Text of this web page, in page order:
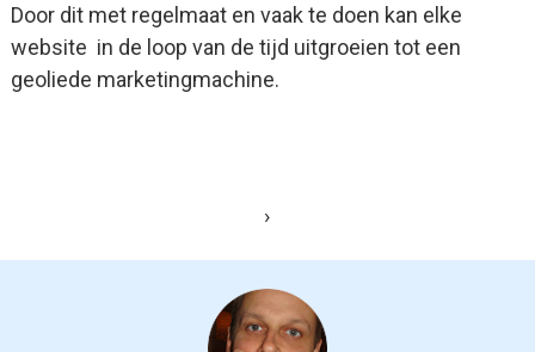
Door dit met regelmaat en vaak te doen kan elke
website in de loop van de tijd uitgroeien tot een
geoliede marketingmachine.
›